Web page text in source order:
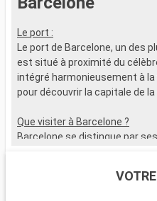
Le port :
Le port de Barcelone, un des
est situé à proximité du
intégré harmonieusement à la
pour découvrir la capitale de la
Que visiter à Barcelone ?
Barcelone se distingue par
historique. Le marché de la